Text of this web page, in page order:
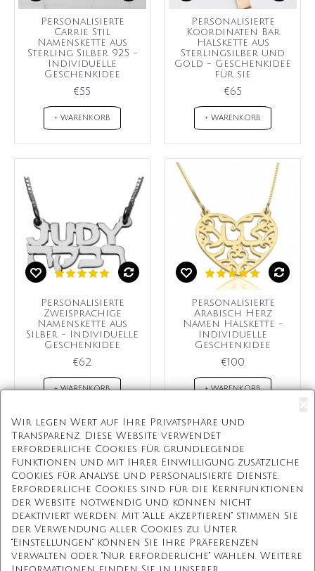
Personalisierte
Carrie Stil
Namenskette aus
Sterling Silber 925 -
Individuelle
Geschenkidee
€55
+ WARENKORB
Personalisierte
Koordinaten Bar
Halskette aus
Sterlingsilber und
Gold - Geschenkidee
für sie
€65
+ WARENKORB
Personalisierte
Zweisprachige
Namenskette aus
Silber - Individuelle
Geschenkidee
€62
+ WARENKORB
Personalisierte
Arabisch Herz
Namen Halskette -
Individuelle
Geschenkidee
€100
+ WARENKORB
Kostenloser Versand
Kostenlose Geschenkbox
Kostenlose Gravur
Unbegrenzte Redesign
Wir legen Wert auf Ihre Privatsphäre und
Transparenz. Diese Website verwendet
erforderliche Cookies für grundlegende
Funktionen und mit Ihrer Einwilligung zusätzliche
Cookies für Analyse und personalisierte Dienste.
Erforderliche Cookies sind für die Kernfunktionen
der Website notwendig und können nicht
deaktiviert werden. Mit "Alle akzeptieren" stimmen Sie
der Verwendung aller Cookies zu. Unter
"Einstellungen" können Sie Ihre Präferenzen
verwalten oder "Nur erforderliche" wählen. Weitere